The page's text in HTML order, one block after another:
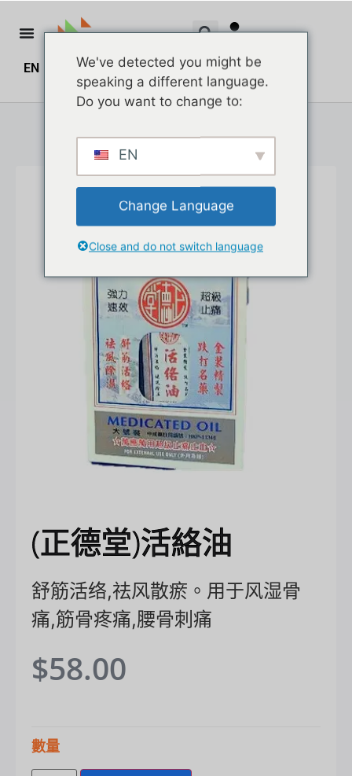
EN ZH_HK $0.00 0
(正德堂)活絡油
舒筋活络,祛风散瘀。用于风湿骨
痛,筋骨疼痛,腰骨刺痛
$58.00
數量
We've detected you might be
speaking a different language.
Do you want to change to:
EN
Change Language
Close and do not switch language